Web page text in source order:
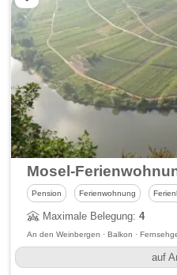
Mosel-
Pension Ferienwohnung
Maximale Belegung:4
An den Weinbergen · Balkon ·
auf